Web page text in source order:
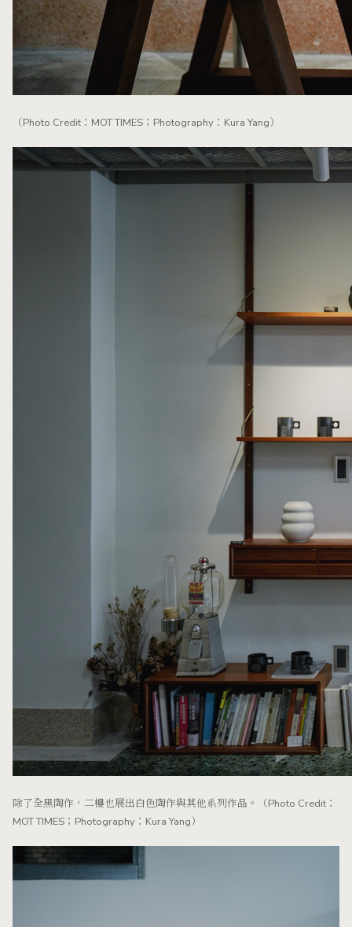
（Photo Credit：MOT TIMES；Photography：Kura Yang）
除了全黑陶作，二樓也展出白色陶作與其他系列作品。（Photo Credit：
MOT TIMES；Photography：Kura Yang）